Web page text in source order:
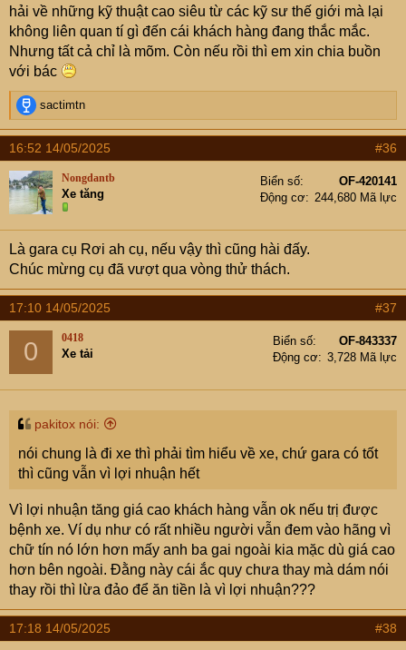
Còn đây là cái làm em đau cả tim và ví.
hải về những kỹ thuật cao siêu từ các kỹ sư thế giới mà lại
không liên quan tí gì đến cái khách hàng đang thắc mắc.
Nhưng tất cả chỉ là mõm. Còn nếu rồi thì em xin chia buồn
với bác
R
e
a
c
t
i
o
n
s
:
sactimtn
16:52 14/05/2025 #36
Nongdantb
Xe tăng
Biển số
OF-420141
Động cơ
244,680 Mã lực
Là gara cụ Rơi ah cụ, nếu vậy thì cũng hài đấy.
Chúc mừng cụ đã vượt qua vòng thử thách.
17:10 14/05/2025 #37
0 0418
Xe tải
Biển số
OF-843337
Động cơ
3,728 Mã lực
pakitox nói:
nói chung là đi xe thì phải tìm hiểu về xe, chứ gara có tốt
thì cũng vẫn vì lợi nhuận hết
Vì lợi nhuận tăng giá cao khách hàng vẫn ok nếu trị được
bệnh xe. Ví dụ như có rất nhiều người vẫn đem vào hãng vì
chữ tín nó lớn hơn mấy anh ba gai ngoài kia mặc dù giá cao
hơn bên ngoài. Đằng này cái ắc quy chưa thay mà dám nói
thay rồi thì lừa đảo để ăn tiền là vì lợi nhuận???
17:18 14/05/2025 #38